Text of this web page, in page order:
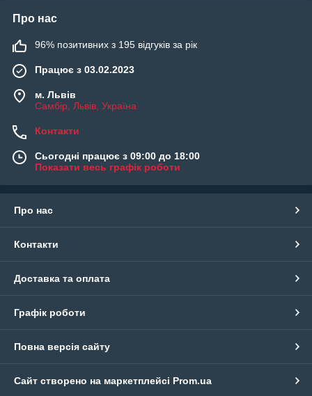
Про нас
96% позитивних з 195 відгуків за рік
Працює з 03.02.2023
м. Львів
Самбір, Львів, Україна
Контакти
Сьогодні працює з 09:00 до 18:00
Показати весь графік роботи
Про нас
Контакти
Доставка та оплата
Графік роботи
Повна версія сайту
Сайт створено на маркетплейсі Prom.ua